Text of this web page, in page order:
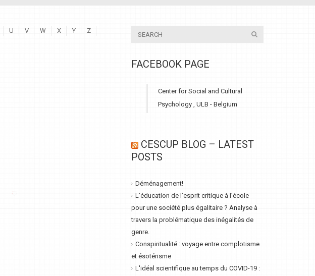
U V W X Y Z
FACEBOOK PAGE
Center for Social and Cultural
Psychology , ULB - Belgium
CESCUP BLOG – LATEST
POSTS
Déménagement!
L’éducation de l’esprit critique à l’école
pour une société plus égalitaire ? Analyse à
travers la problématique des inégalités de
genre.
Conspiritualité : voyage entre complotisme
et ésotérisme
L'idéal scientifique au temps du COVID-19 :